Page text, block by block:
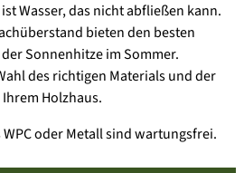
Wasser, das nicht abfließen kann.
bieten den besten
Sonnenhitze im Sommer.
des richtigen Materials und der
Holzhaus.
oder Metall sind wartungsfrei.